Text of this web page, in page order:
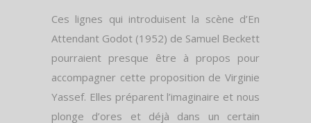
Ces lignes qui introduisent la scène d’En
Attendant Godot (1952) de Samuel Beckett
pourraient presque être à propos pour
accompagner cette proposition de Virginie
Yassef. Elles préparent l’imaginaire et nous
plonge d’ores et déjà dans un certain